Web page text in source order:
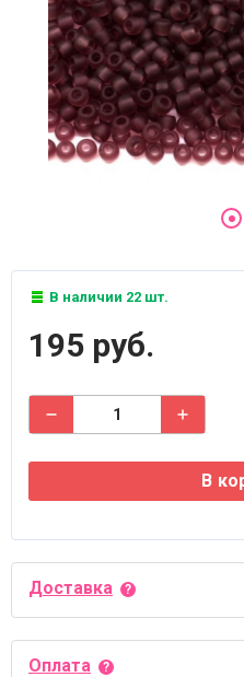
В наличии 22 шт.
195 руб.
В
Доставка
Оплата